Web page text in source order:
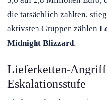
die tatsächlich zahlten,
aktivsten Gruppen zählen
Midnight Blizzard.
Lieferketten-
Eskalationsstufe